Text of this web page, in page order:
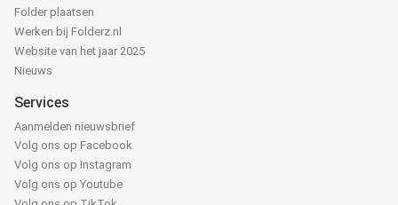
Folder plaatsen
Werken bij Folderz.nl
Website van het jaar 2025
Nieuws
Services
Aanmelden nieuwsbrief
Volg ons op Facebook
Volg ons op Instagram
Volg ons op Youtube